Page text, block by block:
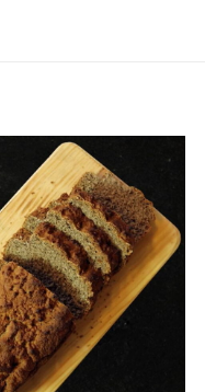
Adicionar
aos
favoritos